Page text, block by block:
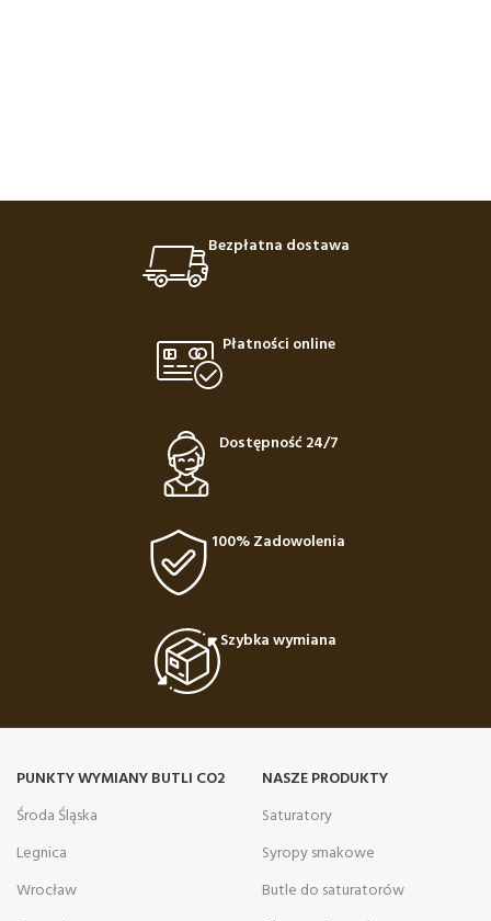
Bezpłatna dostawa
Płatności online
Dostępność 24/7
100% Zadowolenia
Szybka wymiana
PUNKTY WYMIANY BUTLI CO2
Środa Śląska
Legnica
Wrocław
NASZE PRODUKTY
Saturatory
Syropy smakowe
Butle do saturatorów